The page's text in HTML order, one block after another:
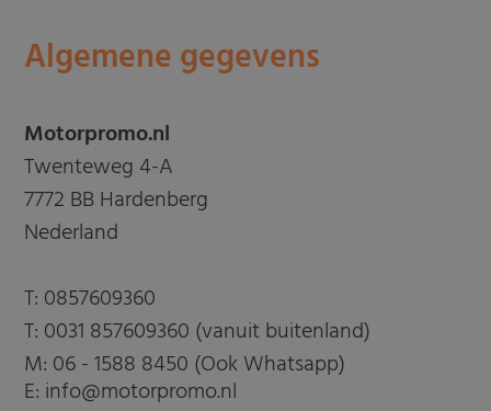
Algemene gegevens
Motorpromo.nl
Twenteweg 4-A
7772 BB Hardenberg
Nederland
T: 0857609360
T: 0031 857609360 (vanuit buitenland)
M: 06 - 1588 8450 (Ook Whatsapp)
E: info@motorpromo.nl